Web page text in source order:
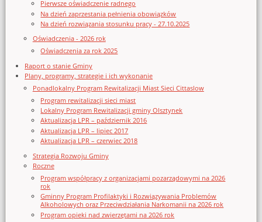
Pierwsze oświadczenie radnego
Na dzień zaprzestania pełnienia obowiązków
Na dzień rozwiązania stosunku pracy - 27.10.2025
Oświadczenia - 2026 rok
Oświadczenia za rok 2025
Raport o stanie Gminy
Plany, programy, strategie i ich wykonanie
Ponadlokalny Program Rewitalizacji Miast Sieci Cittaslow
Program rewitalizacji sieci miast
Lokalny Program Rewitalizacji gminy Olsztynek
Aktualizacja LPR – październik 2016
Aktualizacja LPR – lipiec 2017
Aktualizacja LPR – czerwiec 2018
Strategia Rozwoju Gminy
Roczne
Program współpracy z organizacjami pozarządowymi na 2026
rok
Gminny Program Profilaktyki i Rozwiązywania Problemów
Alkoholowych oraz Przeciwdziałania Narkomanii na 2026 rok
Program opieki nad zwierzętami na 2026 rok